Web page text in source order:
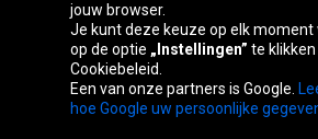
Österreich
republika
jouw browser.
Je kunt deze keuze op elk moment
op de optie „Instellingen” te
Cookiebeleid.
Een van onze partners is Google.
hoe Google uw persoonlijke